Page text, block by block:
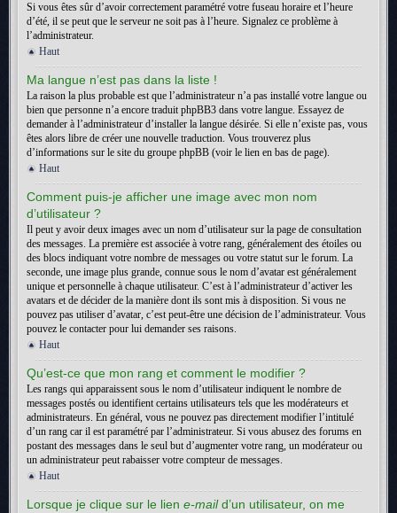
Si vous êtes sûr d’avoir correctement paramétré votre fuseau horaire et l’heure
d’été, il se peut que le serveur ne soit pas à l’heure. Signalez ce problème à
l’administrateur.
Haut
Ma langue n’est pas dans la liste !
La raison la plus probable est que l’administrateur n’a pas installé votre langue ou
bien que personne n’a encore traduit phpBB3 dans votre langue. Essayez de
demander à l’administrateur d’installer la langue désirée. Si elle n’existe pas, vous
êtes alors libre de créer une nouvelle traduction. Vous trouverez plus
d’informations sur le site du groupe phpBB (voir le lien en bas de page).
Haut
Comment puis-je afficher une image avec mon nom
d’utilisateur ?
Il peut y avoir deux images avec un nom d’utilisateur sur la page de consultation
des messages. La première est associée à votre rang, généralement des étoiles ou
des blocs indiquant votre nombre de messages ou votre statut sur le forum. La
seconde, une image plus grande, connue sous le nom d’avatar est généralement
unique et personnelle à chaque utilisateur. C’est à l’administrateur d’activer les
avatars et de décider de la manière dont ils sont mis à disposition. Si vous ne
pouvez pas utiliser d’avatar, c’est peut-être une décision de l’administrateur. Vous
pouvez le contacter pour lui demander ses raisons.
Haut
Qu’est-ce que mon rang et comment le modifier ?
Les rangs qui apparaissent sous le nom d’utilisateur indiquent le nombre de
messages postés ou identifient certains utilisateurs tels que les modérateurs et
administrateurs. En général, vous ne pouvez pas directement modifier l’intitulé
d’un rang car il est paramétré par l’administrateur. Si vous abusez des forums en
postant des messages dans le seul but d’augmenter votre rang, un modérateur ou
un administrateur peut rabaisser votre compteur de messages.
Haut
Lorsque je clique sur le lien e-maild’un utilisateur, on me